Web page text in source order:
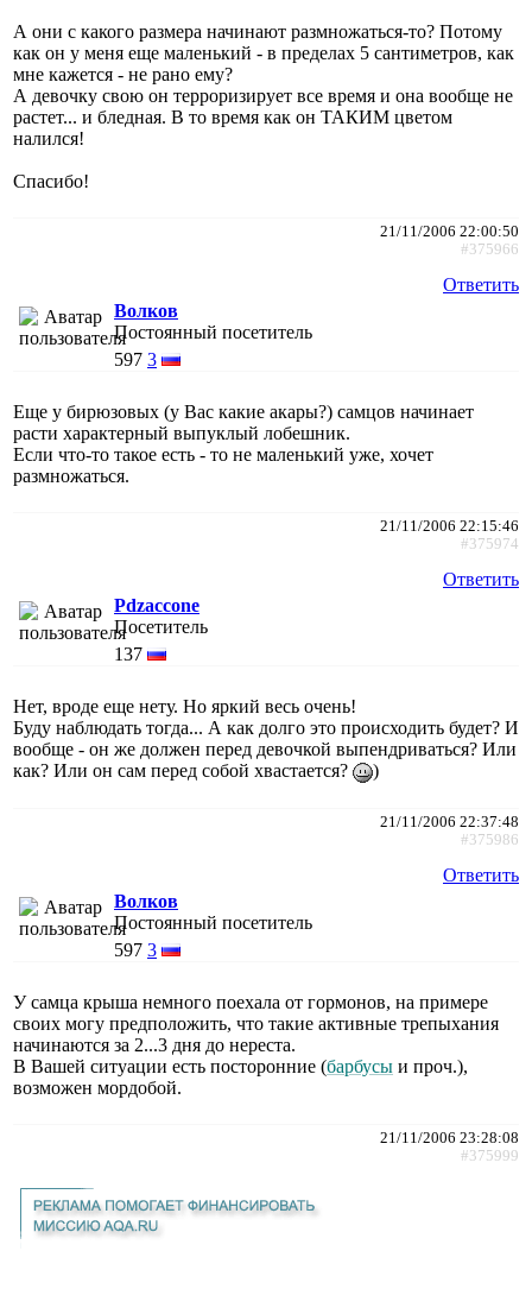
А они с какого размера начинают размножаться-то? Потому
как он у меня еще маленький - в пределах 5 сантиметров, как
мне кажется - не рано ему?
А девочку свою он терроризирует все время и она вообще не
растет... и бледная. В то время как он ТАКИМ цветом
налился!
Спасибо!
21/11/2006 22:00:50
#375966
Ответить
Волков
Постоянный посетитель
597 3
Еще у бирюзовых (у Вас какие акары?) самцов начинает
расти характерный выпуклый лобешник.
Если что-то такое есть - то не маленький уже, хочет
размножаться.
21/11/2006 22:15:46
#375974
Ответить
Pdzaccone
Посетитель
137
Нет, вроде еще нету. Но яркий весь очень!
Буду наблюдать тогда... А как долго это происходить будет? И
вообще - он же должен перед девочкой выпендриваться? Или
как? Или он сам перед собой хвастается?
)
21/11/2006 22:37:48
#375986
Ответить
Волков
Постоянный посетитель
597 3
У самца крыша немного поехала от гормонов, на примере
своих могу предположить, что такие активные трепыхания
начинаются за 2...3 дня до нереста.
В Вашей ситуации есть посторонние (барбусы и проч.),
возможен мордобой.
21/11/2006 23:28:08
#375999